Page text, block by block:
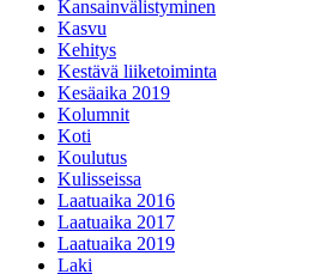
Kansainvälistyminen
Kasvu
Kehitys
Kestävä liiketoiminta
Kesäaika 2019
Kolumnit
Koti
Koulutus
Kulisseissa
Laatuaika 2016
Laatuaika 2017
Laatuaika 2019
Laki